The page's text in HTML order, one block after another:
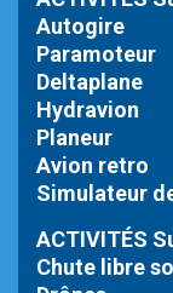
Autogire
Paramoteur
Deltaplane
Hydravion
Planeur
Avion retro
Simulateur
ACTIVITÉS
Chute libre